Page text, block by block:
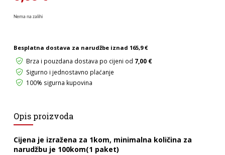
Nema na zalihi
Besplatna dostava za narudžbe iznad 165,9 €
Brza i pouzdana dostava po cijeni od 7,00 €
Sigurno i jednostavno plaćanje
100% sigurna kupovina
Opis proizvoda
Cijena je izražena za 1kom, minimalna količina za
narudžbu je 100kom(1 paket)